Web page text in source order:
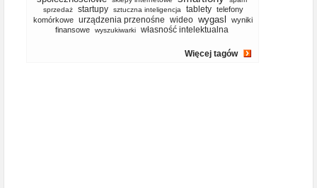
sprzedaż
startupy sztuczna inteligencja tablety telefony
komórkowe
urządzenia przenośne wideo wygasl
wyniki
finansowe
wyszukiwarki własność intelektualna
Więcej tagów